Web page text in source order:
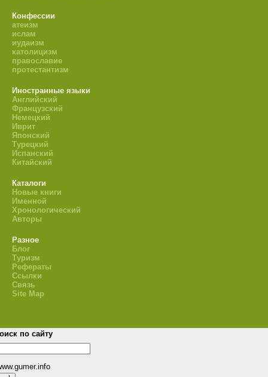
Конфессии
атеизм
ислам
иудаизм
католицизм
православие
протестантизм
Иностранные языки
Английский
Французский
Немецкий
Иврит
Японский
Турецкий
Испанский
Китайский
Каталоги
Новые книги
Именной
Хронологический
Авторы
Разное
Блог
Туризм
Рефераты
Ссылки
Связь
Site Map
по сайту